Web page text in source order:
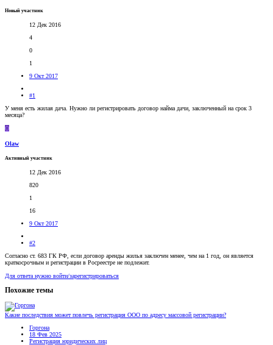
Новый участник
12 Дек 2016
4
0
1
9 Окт 2017
#1
У меня есть жилая дача. Нужно ли регистрировать договор найма дачи, заключенный на срок 3
месяца?
O
Olaw
Активный участник
12 Дек 2016
820
1
16
9 Окт 2017
#2
Согласно ст. 683 ГК РФ, если договор аренды жилья заключен менее, чем на 1 год, он является
краткосрочным и регистрации в Росреестре не подлежит.
Для ответа нужно войти/зарегистрироваться
Похожие темы
Какие последствия может повлечь регистрация ООО по адресу массовой регистрации?
Горгона
18 Фев 2025
Регистрация юридических лиц